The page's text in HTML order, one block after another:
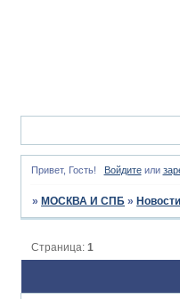
Привет, Гость! Войдитеили
» МОСКВА И СПБ »
Страница:1